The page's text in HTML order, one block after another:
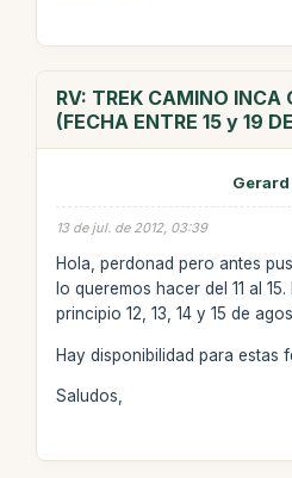
RV: TREK CAMINO INCA
(FECHA ENTRE 15 y 19
Gerard
13 de jul. de 2012, 03:39
Hola, perdonad pero antes
lo queremos hacer del 11 al
principio 12, 13, 14 y 15 de
Hay disponibilidad para estas
Saludos,